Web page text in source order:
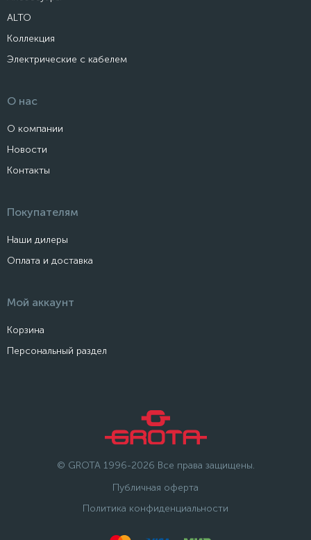
ALTO
Коллекция
Электрические с кабелем
О нас
О компании
Новости
Контакты
Покупателям
Наши дилеры
Оплата и доставка
Мой аккаунт
Корзина
Персональный раздел
© GROTA 1996-2026 Все права защищены.
Публичная оферта
Политика конфиденциальности